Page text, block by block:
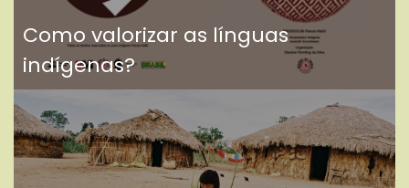
Como valorizar as línguas
indígenas?